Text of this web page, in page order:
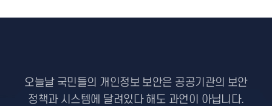
오늘날 국민들의 개인정보 보안은 공공기관의 보안
정책과 시스템에 달려있다 해도 과언이 아닙니다.